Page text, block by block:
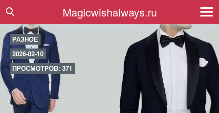
Magicwishalways.ru
РАЗНОЕ
2026-02-10
ПРОСМОТРОВ: 371